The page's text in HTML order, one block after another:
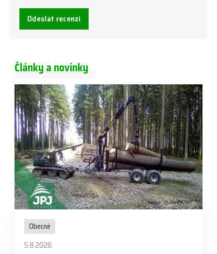
Odeslat recenzi
Články a novinky
Obecné
5.8.2026